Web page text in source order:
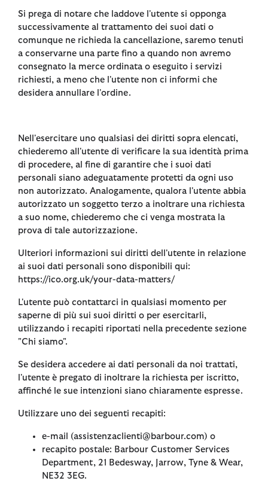
Si prega di notare che laddove l'utente si opponga
successivamente al trattamento dei suoi dati o
comunque ne richieda la cancellazione, saremo tenuti
a conservarne una parte fino a quando non avremo
consegnato la merce ordinata o eseguito i servizi
richiesti, a meno che l'utente non ci informi che
desidera annullare l'ordine.
Nell'esercitare uno qualsiasi dei diritti sopra elencati,
chiederemo all'utente di verificare la sua identità prima
di procedere, al fine di garantire che i suoi dati
personali siano adeguatamente protetti da ogni uso
non autorizzato. Analogamente, qualora l'utente abbia
autorizzato un soggetto terzo a inoltrare una richiesta
a suo nome, chiederemo che ci venga mostrata la
prova di tale autorizzazione.
Ulteriori informazioni sui diritti dell'utente in relazione
ai suoi dati personali sono disponibili qui:
https://ico.org.uk/your-data-matters/
L'utente può contattarci in qualsiasi momento per
saperne di più sui suoi diritti o per esercitarli,
utilizzando i recapiti riportati nella precedente sezione
"Chi siamo".
Se desidera accedere ai dati personali da noi trattati,
l'utente è pregato di inoltrare la richiesta per iscritto,
affinché le sue intenzioni siano chiaramente espresse.
Utilizzare uno dei seguenti recapiti:
e-mail (assistenzaclienti@barbour.com) o
recapito postale: Barbour Customer Services
Department, 21 Bedesway, Jarrow, Tyne & Wear,
NE32 3EG.